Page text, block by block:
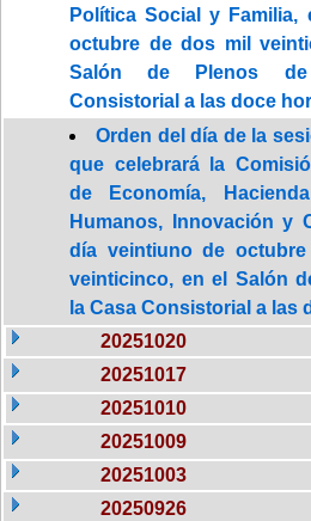
Política Social y Familia,
octubre de dos mil
Salón de Plenos
Consistorial a las doce
Orden del día de la
que celebrará la
de Economía,
Humanos, Innovación y
día veintiuno de
veinticinco, en el Salón
la Casa Consistorial a las
20251020
20251017
20251010
20251009
20251003
20250926